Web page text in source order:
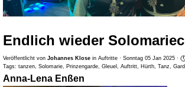
Endlich wieder
Veröffentlicht von Johannes Klose in Auftritte · Sonntag 05 Jan 2025 ·
Tags: tanzen, Solomarie, Prinzengarde, Gleuel , Auftritt, Hürth, Tanz,
Anna-Lena Enßen